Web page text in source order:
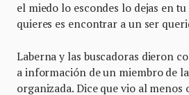
el miedo lo escondes lo dejas en tu
quieres es encontrar a un ser
Laberna y las buscadoras dieron
a información de un miembro de
organizada. Dice que vio al menos